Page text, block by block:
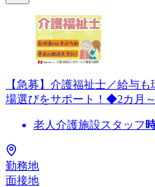
【急募】介護福祉士／給与
場選びをサポート！◆2カ月
老人介護施設スタッフ
勤務地
面接地